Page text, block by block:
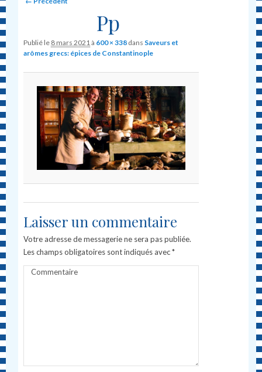
Pp
Publié le 8 mars 2021à 600 × 338 dans Saveurs et
arômes grecs: épices de Constantinople
Laisser un commentaire
Votre adresse de messagerie ne sera pas publiée.
Les champs obligatoires sont indiqués avec*
Commentaire